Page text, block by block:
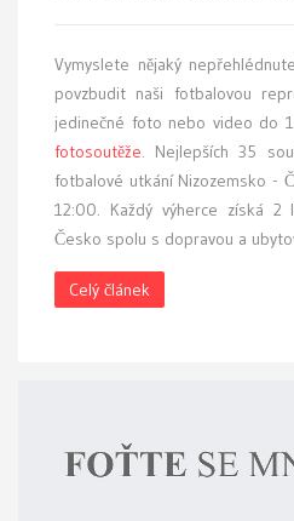
Vymyslete nějaký
povzbudit naši fotbalovou
jedinečné foto nebo video do
fotosoutěže. Nejlepších 35
fotbalové utkání Nizozemsko -
12:00. Každý výherce získá 2
Česko spolu s dopravou a
Celý článek